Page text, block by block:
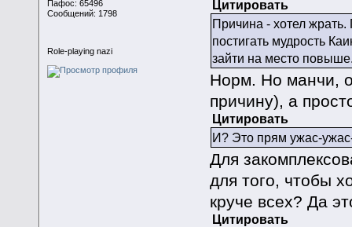
Пафос: 65496
Сообщений: 1798
Role-playing nazi
Цитировать
Причина - хотел
постигать мудрость
зайти на место
Норм. Но манчи,
причину), а
Цитировать
И? Это прям ужас-
Для
для того, чтобы
круче всех? Да
Цитировать